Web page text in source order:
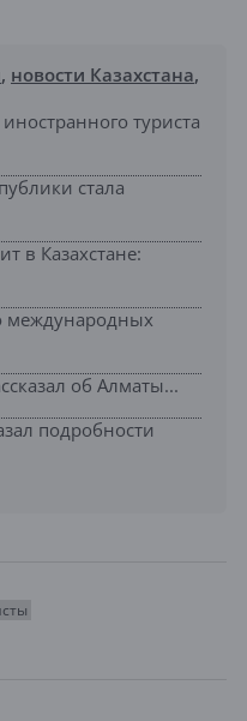
, новости Казахстана,
туриста
стала
в Казахстане:
международных
об Алматы...
подробности